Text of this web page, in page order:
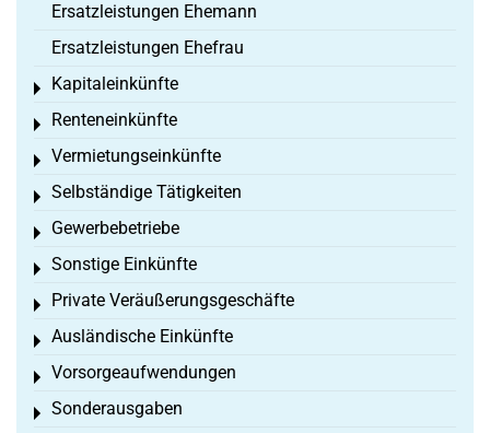
Ersatzleistungen Ehemann
Ersatzleistungen Ehefrau
Kapitaleinkünfte
Toggle menu
Renteneinkünfte
Toggle menu
Vermietungseinkünfte
Toggle menu
Selbständige Tätigkeiten
Toggle menu
Gewerbebetriebe
Toggle menu
Sonstige Einkünfte
Toggle menu
Private Veräußerungsgeschäfte
Toggle menu
Ausländische Einkünfte
Toggle menu
Vorsorgeaufwendungen
Toggle menu
Sonderausgaben
Toggle menu